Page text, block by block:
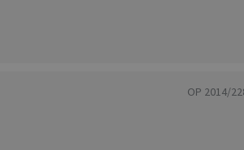
OP 2014/